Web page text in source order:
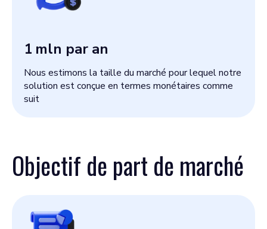
1 mln par an
Nous estimons la taille du marché pour lequel notre
solution est conçue en termes monétaires comme
suit
Objectif de part de marché